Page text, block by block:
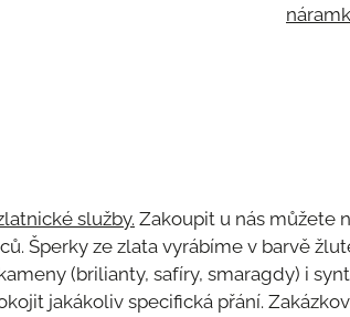
služby.Zakoupit u nás můžete
Šperky ze zlata vyrábíme v barvě
(brilianty, safíry, smaragdy) i
jakákoliv specifická přání.